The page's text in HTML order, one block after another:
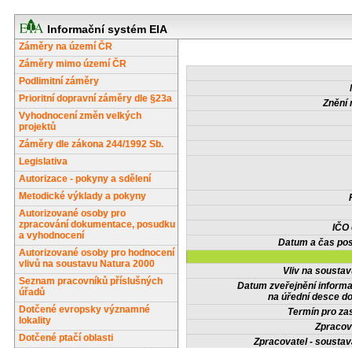
Informační systém EIA
Záměry na území ČR
Záměry mimo území ČR
Podlimitní záměry
Prioritní dopravní záměry dle §23a
Vyhodnocení změn velkých
projektů
Záměry dle zákona 244/1992 Sb.
Legislativa
Autorizace - pokyny a sdělení
Metodické výklady a pokyny
Autorizované osoby pro
zpracování dokumentace, posudku
a vyhodnocení
Autorizované osoby pro hodnocení
vlivů na soustavu Natura 2000
Seznam pracovníků příslušných
úřadů
Dotčené evropsky významné
lokality
Dotčené ptačí oblasti
Znění
IČO
Datum a čas
Vliv na
Datum zveřejnění
na úřední desce
Termín pro
Zpracovatel -